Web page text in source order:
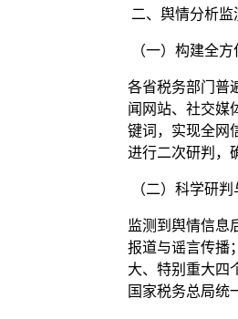
二、舆情分析监
（一）构建全
各省税务部门普
闻网站、社交媒
键词，实现全网
进行二次研判，
（二）科学研
监测到舆情信息
报道与谣言传播
大、特别重大四
国家税务总局统